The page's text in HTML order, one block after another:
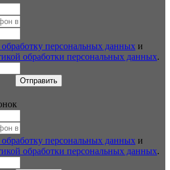
обработку персональных данных и
обработки персональных данных.
Отправить
обработку персональных данных и
обработки персональных данных.